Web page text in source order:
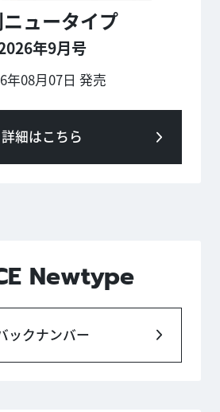
ュータイプ
年9月号
年08月07日 発売
詳細はこちら
Newtype
ックナンバー